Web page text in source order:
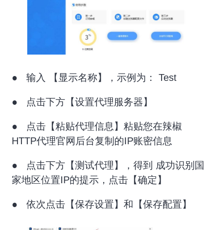
● 输入 【显示名称】，示例为： Test
● 点击下方【设置代理服务器】
● 点击【粘贴代理信息】粘贴您在辣椒
HTTP代理官网后台复制的IP账密信息
● 点击下方【测试代理】，得到 成功识别国
家地区位置IP的提示，点击【确定】
● 依次点击【保存设置】和【保存配置】